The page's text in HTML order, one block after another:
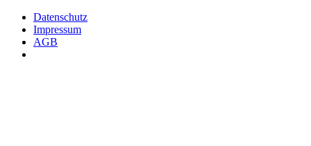
Datenschutz
Impressum
AGB